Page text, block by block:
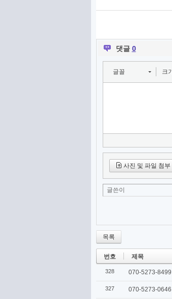
댓글 0
글꼴 크기
사진 및 파일 첨부
글쓴이
목록
번호 제목
328 070-5273-8499
327 070-5273-0646